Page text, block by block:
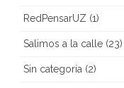
RedPensarUZ (1)
Salimos a la calle (23)
Sin categoría (2)